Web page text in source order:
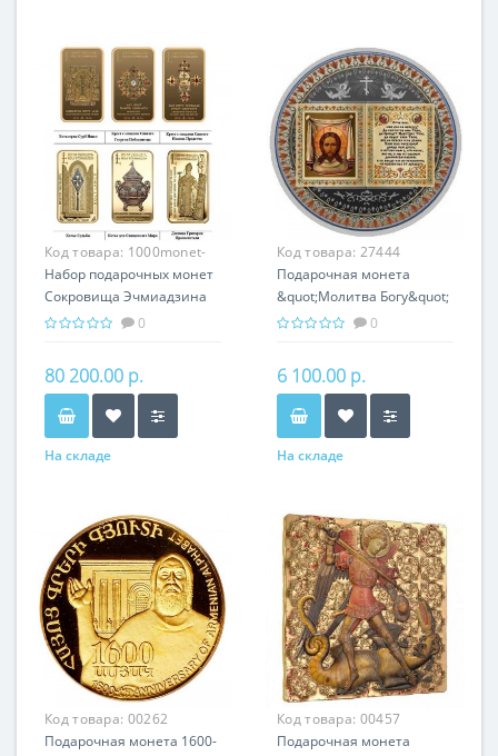
Код товара: 1000monet-
004
Набор подарочных монет
Сокровища Эчмиадзина
серебро 150.00 гр -
Армении
0
80 200.00 р.
На складе
Код товара: 27444
Подарочная монета
&quot;Молитва Богу&quot;
серебро 25 гр0
6 100.00 р.
На складе
Код товара: 00262
Подарочная монета 1600-
Код товара: 00457
Подарочная монета